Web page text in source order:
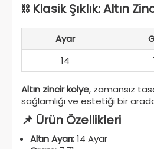
⛓️ Klasik Şıklık: Altın
Ayar
14
Altın zincir kolye, zamansız
sağlamlığı ve estetiği bir
📌 Ürün Özellikleri
Altın Ayarı:14 Ayar